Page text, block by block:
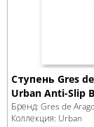
Ступень Gres
Urban Anti-Slip
Бренд: Gres de
Коллекция: Urban